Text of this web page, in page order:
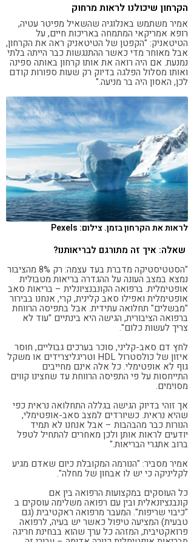
הקרחון שיכולנו לראות מרחוק
אמיר משתמש באנלוגיה שהשאיל מפיטר עטיה,
רופא אמריקאי המתמחה באריכות חיים, על
הטיטאניק: "הקפטן של הטיטאניק ראה את הקרחון,
אבל מאוחר מדי כאשר ההתנגשות כבר הייתה בלתי
נמנעת. אם היה רואה את אותו קרחון באותה ספינה
ואותו מסלול הפלגה בדיוק רק שעות ספורות קודם
לכן, האסון היה בר מניעה."
לראות את הקרחון בזמן. צילום: Pexels
שאלה: איך זה מתורגם לבריאותנו?
"הסטטיסטיקה מדברת בעד עצמה: רק 8% מהציבור
נמצא במצב העונה על ההגדרה בריאות מטבולית
אופטימלית. ברפואה הקונבנציונלית – בריאות סאב
אופטימלית ואפילו סאב קלינית, קרי, אנחנו בבירור
"מבשלים" תחלואה עתידית. אבל בתפיסה הרווחת
ברפואה הציבורית, הגישה היא בינתיים "עוד לא
צריך לעשות כלום".
לחץ דם סאב-קליני, סוכר בערכים גבוליים, חוסר
איזון של כולסטרול HDL וטריגליצרידים או משקל
גוף לא אופטימלי. כל אלה אינם מחייבים
התייחסות על פי התפיסה הרווחת עד שחצינו קווים
מסוימים.
אך זוהי בדיוק הגישה בגללה התחלואה נראית כפי
שהיא נראית. כשיורדים למצב סאב-אופטימלי,
הנורות כבר מהבהבות – אבל אנחנו לא תמיד
יודעים לראות אותן ולכן מאחרים להתחיל לטפל
ברוב אתגרי הבריאות."
אמיר מסביר: "הנורמה המקובלת כיום שאדם מגיע
לקליניקה כי יש לו אבחון של מחלה".
כל העוסקים במקצועות הרפואה בין אם
קונבנציונאלית ובין עם רפואה משלימה עוסקים ב
"כיבוי שריפות". המעבר מרפואה ראקטיבית (גם
טבעית) המציעה טיפול כאשר יש בעיה, לרפואה
פרואקטיבית, המזהה כל ערך שהוא בבחינת חריגה